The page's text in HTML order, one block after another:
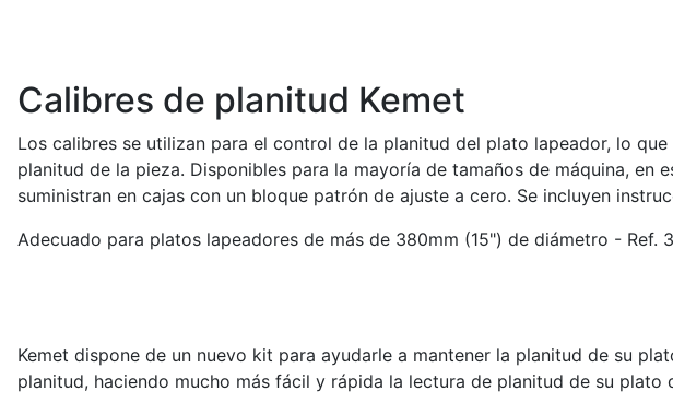
Calibres de planitud Kemet
Los calibres se utilizan para el control de la planitud del plato lapeador, lo
planitud de la pieza. Disponibles para la mayoría de tamaños de máquina, en
suministran en cajas con un bloque patrón de ajuste a cero. Se incluyen
Adecuado para platos lapeadores de más de 380mm (15") de diámetro - Ref.
Kemet dispone de un nuevo kit para ayudarle a mantener la planitud de su
planitud, haciendo mucho más fácil y rápida la lectura de planitud de su plato